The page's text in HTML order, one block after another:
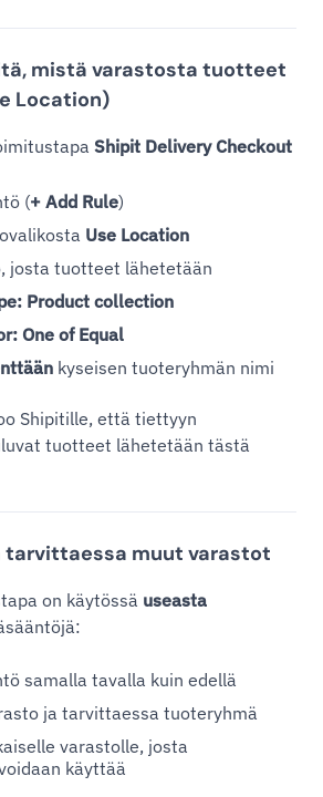
mistä varastosta tuotteet
Location)
Shipit Delivery Checkout
(+ Add Rule)
Use Location
josta tuotteet lähetetään
Product collection
One of Equal
kyseisen tuoteryhmän nimi
Shipitille, että tiettyyn
tuotteet lähetetään tästä
tarvittaessa muut varastot
on käytössä useasta
samalla tavalla kuin edellä
ja tarvittaessa tuoteryhmä
varastolle, josta
käyttää